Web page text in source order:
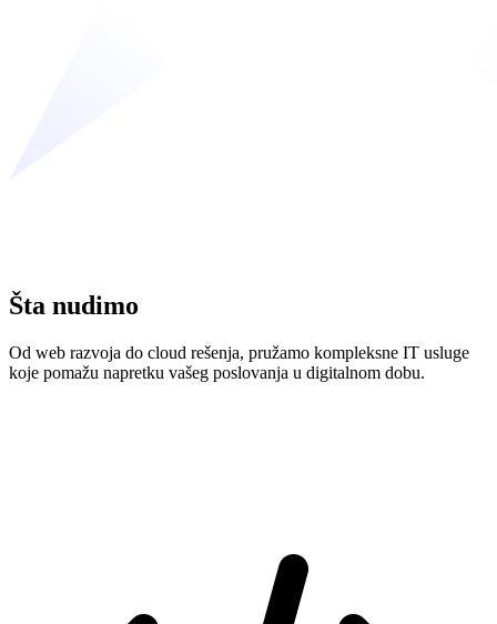
Šta nudimo
Od web razvoja do cloud rešenja, pružamo kompleksne IT usluge
koje pomažu napretku vašeg poslovanja u digitalnom dobu.